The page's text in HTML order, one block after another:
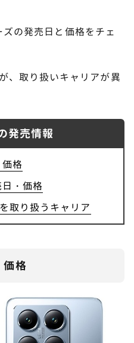
の発売日と価格をチェ
、取り扱いキャリアが異
発売情報
格
・価格
取り扱うキャリア
格